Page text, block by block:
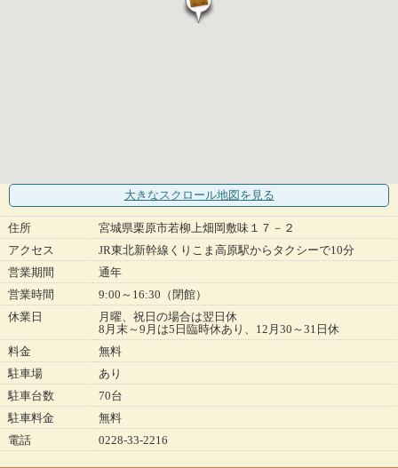
大きなスクロール地図 を見る
住所
宮城県栗原市若柳上畑岡敷味１７－２
アクセス
JR東北新幹線くりこま高原駅からタクシーで10分
営業期間
通年
営業時間
9:00～16:30（閉館）
休業日
月曜、祝日の場合は翌日休
8月末～9月は5日臨時休あり、12月30～31日休
料金
無料
駐車場
あり
駐車台数
70台
駐車料金
無料
電話
0228-33-2216